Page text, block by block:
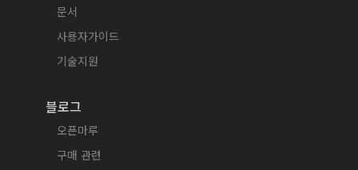
문서
사용자가이드
기술지원
블로그
오픈마루
구매 관련